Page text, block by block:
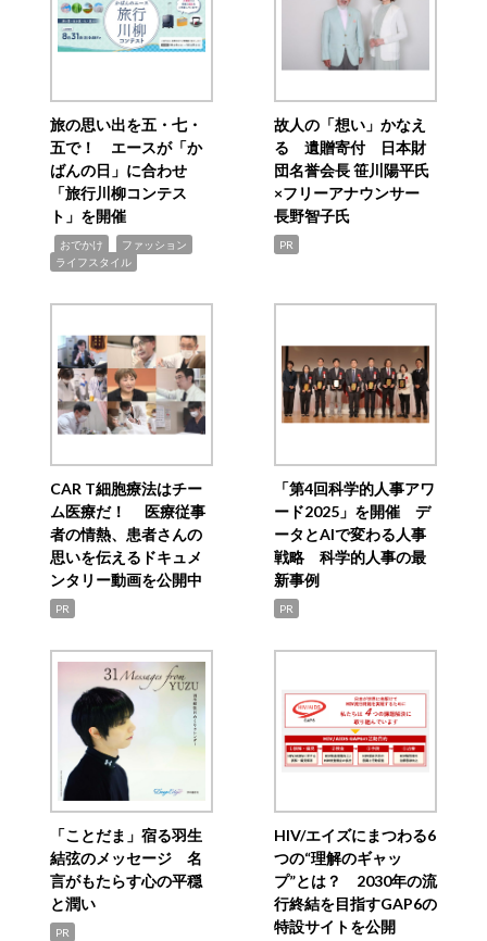
旅の思い出を五・七・
五で！ エースが「か
ばんの日」に合わせ
「旅行川柳コンテス
ト」を開催
おでかけ ファッション
ライフスタイル
故人の「想い」かなえ
る 遺贈寄付 日本財
団名誉会長 笹川陽平氏
×フリーアナウンサー
長野智子氏
PR
CAR T細胞療法はチー
ム医療だ！ 医療従事
者の情熱、患者さんの
思いを伝えるドキュメ
ンタリー動画を公開中
PR
「第4回科学的人事アワ
ード2025」を開催 デ
ータとAIで変わる人事
戦略 科学的人事の最
新事例
PR
「ことだま」宿る羽生
結弦のメッセージ 名
言がもたらす心の平穏
と潤い
PR
HIV/エイズにまつわる6
つの“理解のギャッ
プ”とは？ 2030年の流
行終結を目指すGAP6の
特設サイトを公開